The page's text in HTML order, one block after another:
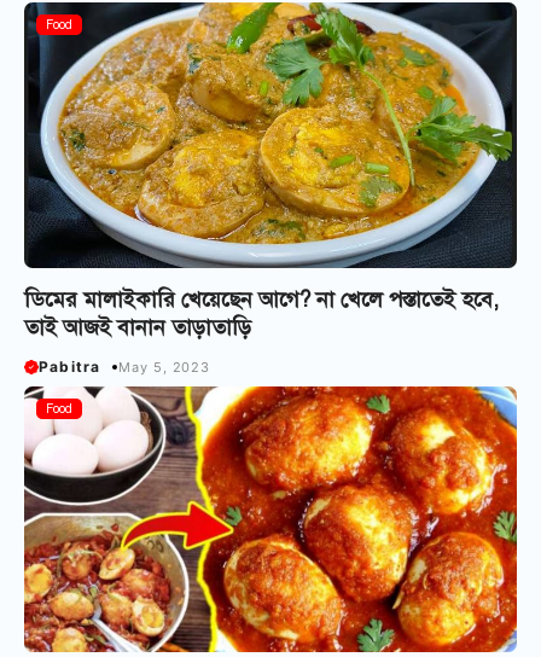
Food
ডিমের মালাইকারি খেয়েছেন আগে? না খেলে পস্তাতেই হবে,
তাই আজই বানান তাড়াতাড়ি
Pabitra May 5, 2023
Food